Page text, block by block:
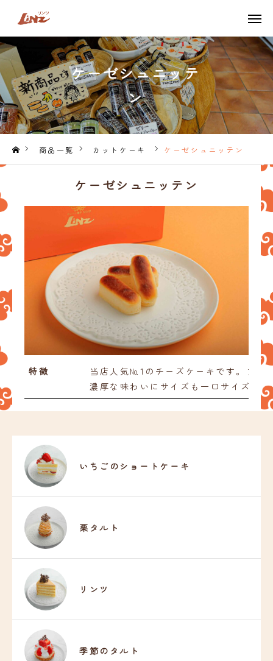
ケーゼシュニッテ
ン
商品一覧 カットケーキ ケーゼシュニッテン
ケーゼシュニッテン
特徴
当店人気№1のチーズケーキです。フラ
濃厚な味わいにサイズも一口サイズで
いちごのショートケーキ
栗タルト
リンツ
季節のタルト
TEL LINE
ONLINE SHOP
TOP
LiNZのこだわり
季節限定商品
アクセス
お知らせ
お問い合わせ